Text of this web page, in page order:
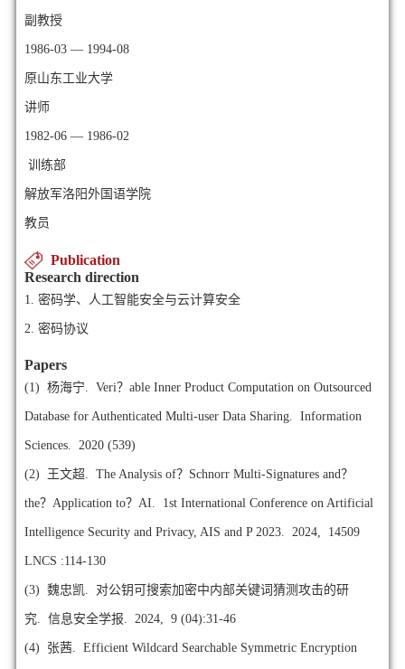
副教授
1986-03 — 1994-08
原山东工业大学
讲师
1982-06 — 1986-02
训练部
解放军洛阳外国语学院
教员
Publication
Research direction
1. 密码学、人工智能安全与云计算安全
2. 密码协议
Papers
(1) 杨海宁. Veri？able Inner Product Computation on Outsourced
Database for Authenticated Multi-user Data Sharing. Information
Sciences. 2020 (539)
(2) 王文超. The Analysis of？Schnorr Multi-Signatures and？
the？Application to？AI. 1st International Conference on Artificial
Intelligence Security and Privacy, AIS and P 2023. 2024, 14509
LNCS :114-130
(3) 魏忠凯. 对公钥可搜索加密中内部关键词猜测攻击的研
究. 信息安全学报. 2024, 9 (04):31-46
(4) 张茜. Efficient Wildcard Searchable Symmetric Encryption